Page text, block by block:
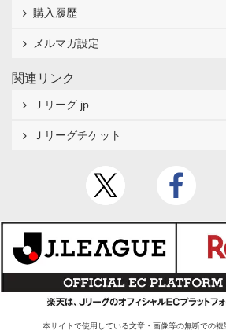
購入履歴
メルマガ設定
関連リンク
Ｊリーグ.jp
Ｊリーグチケット
本サイトで使用している文章・画像等の無断での複